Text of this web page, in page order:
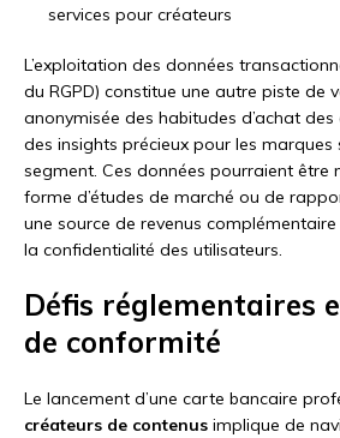
services pour créateurs
L’exploitation des données
du RGPD) constitue une autre piste de
anonymisée des habitudes d’achat
des insights précieux pour les marques
segment. Ces données pourraient être
forme d’études de marché ou de
une source de revenus
la confidentialité des utilisateurs.
Défis réglementaires
de conformité
Le lancement d’une carte bancaire
créateurs de contenus implique de